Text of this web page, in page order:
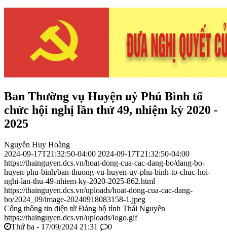
Ban Thường vụ Huyện uỷ Phú Bình tổ
chức hội nghị lần thứ 49, nhiệm kỳ 2020 -
2025
Nguyễn Huy Hoàng
2024-09-17T21:32:50-04:00 2024-09-17T21:32:50-04:00
https://thainguyen.dcs.vn/hoat-dong-cua-cac-dang-bo/dang-bo-
huyen-phu-binh/ban-thuong-vu-huyen-uy-phu-binh-to-chuc-hoi-
nghi-lan-thu-49-nhiem-ky-2020-2025-862.html
https://thainguyen.dcs.vn/uploads/hoat-dong-cua-cac-dang-
bo/2024_09/image-20240918083158-1.jpeg
Cổng thông tin điện tử Đảng bộ tỉnh Thái Nguyên
https://thainguyen.dcs.vn/uploads/logo.gif
Thứ ba - 17/09/2024 21:31
0